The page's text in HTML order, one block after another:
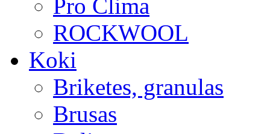
Pro Clima
ROCKWOOL
Koki
Briketes, granulas
Brusas